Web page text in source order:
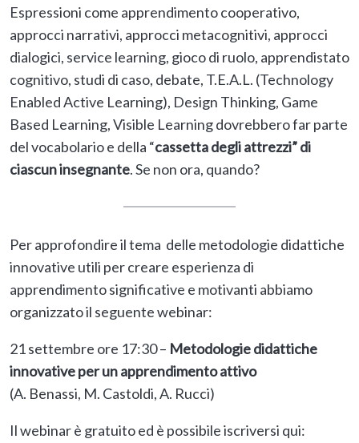
Espressioni come apprendimento cooperativo,
approcci narrativi, approcci metacognitivi, approcci
dialogici, service learning, gioco di ruolo, apprendistato
cognitivo, studi di caso, debate, T.E.A.L. (Technology
Enabled Active Learning), Design Thinking, Game
Based Learning, Visible Learning dovrebbero far parte
del vocabolario e della “cassetta degli attrezzi” di
ciascun insegnante. Se non ora, quando?
Per approfondire il tema delle metodologie didattiche
innovative utili per creare esperienza di
apprendimento significative e motivanti abbiamo
organizzato il seguente webinar:
21 settembre ore 17:30 – Metodologie didattiche
innovative per un apprendimento attivo
(A. Benassi, M. Castoldi, A. Rucci)
Il webinar è gratuito ed è possibile iscriversi qui: